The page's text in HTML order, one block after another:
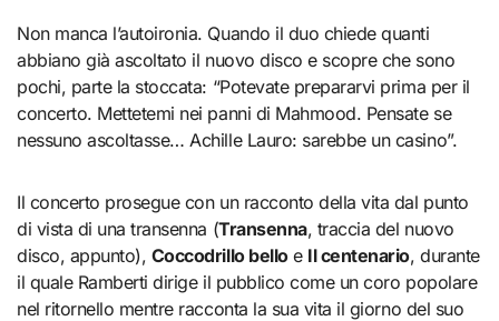
Non manca l’autoironia. Quando il duo chiede quanti
abbiano già ascoltato il nuovo disco e scopre che sono
pochi, parte la stoccata: “Potevate prepararvi prima per il
concerto. Mettetemi nei panni di Mahmood. Pensate se
nessuno ascoltasse… Achille Lauro: sarebbe un casino”.
Il concerto prosegue con un racconto della vita dal punto
di vista di una transenna (Transenna, traccia del nuovo
disco, appunto), Coccodrillo belloe Il centenario, durante
il quale Ramberti dirige il pubblico come un coro popolare
nel ritornello mentre racconta la sua vita il giorno del suo